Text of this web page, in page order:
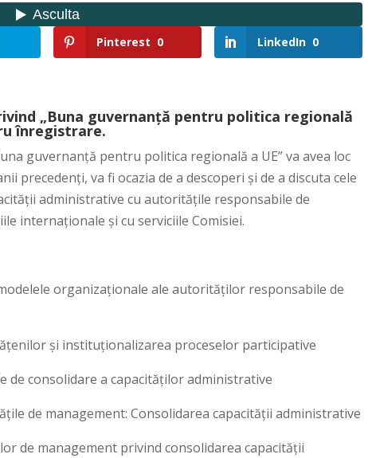
Pinterest 0 LinkedIn 0
„Buna guvernanță pentru politica regională
înregistrare.
guvernanță pentru politica regională a UE” va avea loc
precedenți, va fi ocazia de a descoperi și de a discuta cele
administrative cu autoritățile responsabile de
internaționale și cu serviciile Comisiei.
organizaționale ale autorităților responsabile de
și instituționalizarea proceselor participative
consolidare a capacităților administrative
de management: Consolidarea capacității administrative
de management privind consolidarea capacității